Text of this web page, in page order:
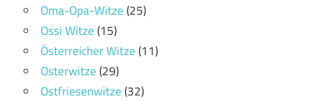
Oma-Opa-Witze(25)
Ossi Witze(15)
Österreicher Witze(11)
Osterwitze(29)
Ostfriesenwitze(32)